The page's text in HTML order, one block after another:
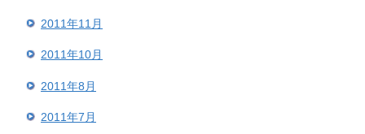
2011年11月
2011年10月
2011年8月
2011年7月